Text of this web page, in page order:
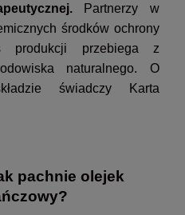
Partnerzy w
środków ochrony
produkcji przebiega z
naturalnego. O
świadczy Karta
pachnie olejek